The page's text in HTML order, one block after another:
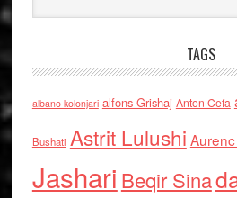
TAGS
albano kolonjari alfons Grishaj Anton Cefa
Bushati Astrit Lulushi
Jashari Beqir Sina